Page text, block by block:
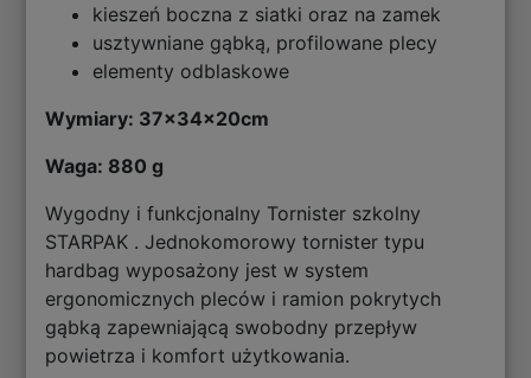
kieszeń boczna z siatki oraz na zamek
usztywniane gąbką, profilowane plecy
elementy odblaskowe
Wymiary: 37x34x20cm
Waga: 880 g
Wygodny i funkcjonalny Tornister szkolny
STARPAK . Jednokomorowy tornister typu
hardbag wyposażony jest w system
ergonomicznych pleców i ramion pokrytych
gąbką zapewniającą swobodny przepływ
powietrza i komfort użytkowania.